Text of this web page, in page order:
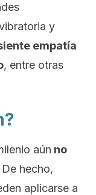
y
empatía
, entre otras
aún no
De hecho,
aplicarse a